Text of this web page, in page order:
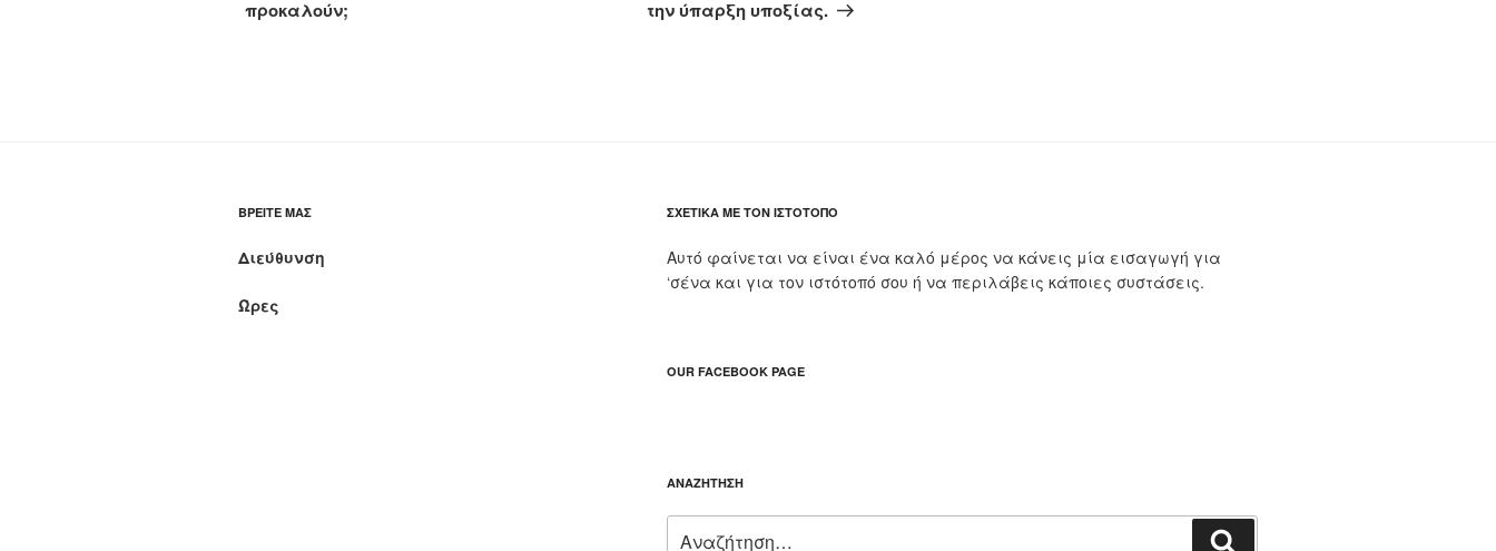
προκαλούν;
την ύπαρξη υποξίας.
ΒΡΕΊΤΕ ΜΑΣ
Διεύθυνση
Ώρες
ΣΧΕΤΙΚΆ ΜΕ ΤΟΝ ΙΣΤΌΤΟΠΟ
Αυτό φαίνεται να είναι ένα καλό μέρος να κάνεις μία εισαγωγή για
‘σένα και για τον ιστότοπό σου ή να περιλάβεις κάποιες συστάσεις.
OUR FACEBOOK PAGE
ΑΝΑΖΉΤΗΣΗ